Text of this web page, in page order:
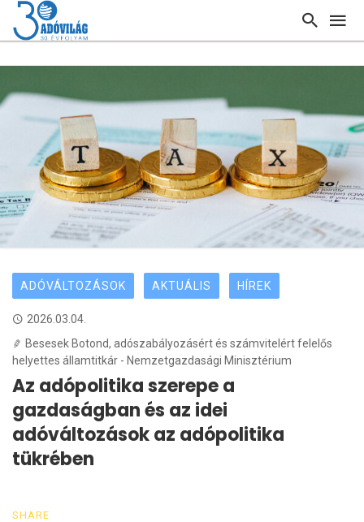
ADÓVÁLTOZÁSOK AKTUÁLIS HÍREK
2026.03.04.
Besesek Botond, adószabályozásért és számvitelért felelős
helyettes államtitkár - Nemzetgazdasági Minisztérium
Az adópolitika szerepe a
gazdaságban és az idei
adóváltozások az adópolitika
tükrében
SHARE